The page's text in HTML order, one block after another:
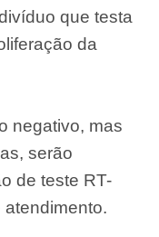
que testa
da
negativo, mas
serão
de teste RT-